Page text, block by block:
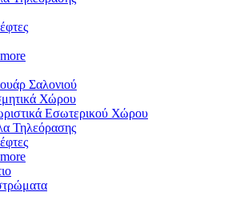
Σαλονιού
Χώρου
Εσωτερικού Χώρου
Τηλεόρασης